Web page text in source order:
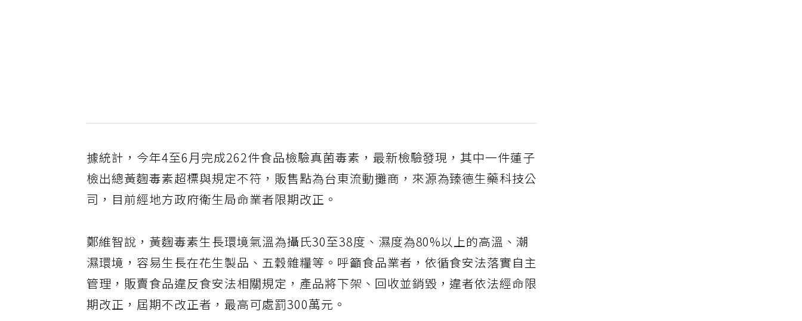
據統計，今年4至6月完成262件食品檢驗真菌毒素，最新檢驗發現，其中一件蓮子
檢出總黃麴毒素超標與規定不符，販售點為台東流動攤商，來源為臻德生藥科技公
司，目前經地方政府衛生局命業者限期改正。
鄭維智說，黃麴毒素生長環境氣溫為攝氏30至38度、濕度為80%以上的高溫、潮
濕環境，容易生長在花生製品、五穀雜糧等。呼籲食品業者，依循食安法落實自主
管理，販賣食品違反食安法相關規定，產品將下架、回收並銷毀，違者依法經命限
期改正，屆期不改正者，最高可處罰300萬元。